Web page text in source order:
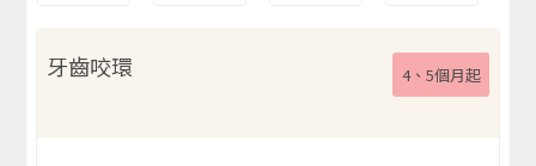
牙齒咬環 4、5個月起